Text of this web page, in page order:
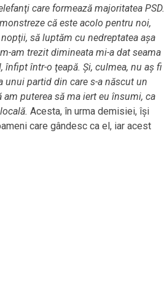
care formează majoritatea PSD.
că este acolo pentru noi,
să luptăm cu nedreptatea aşa
am trezit dimineata mi-a dat seama
într-o ţeapă. Şi, culmea, nu aş fi
partid din care s-a născut un
puterea să ma iert eu însumi, ca
Acesta, în urma demisiei, îşi
care gândesc ca el, iar acest